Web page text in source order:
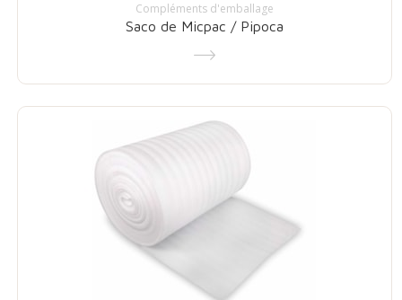
Compléments d'emballage
Saco de Micpac / Pipoca